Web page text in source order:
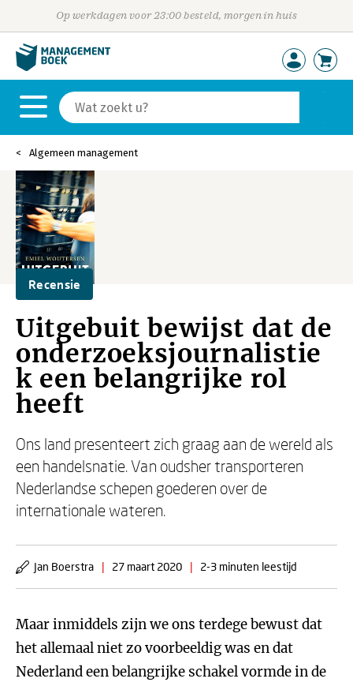
Op werkdagen voor 23:00 besteld, morgen in huis
Algemeen management
Recensie
Uitgebuit bewijst dat de
onderzoeksjournalistie
k een belangrijke rol
heeft
Ons land presenteert zich graag aan de wereld als
een handelsnatie. Van oudsher transporteren
Nederlandse schepen goederen over de
internationale wateren.
Jan Boerstra | 27 maart 2020 | 2-3 minuten leestijd
Maar inmiddels zijn we ons terdege bewust dat
het allemaal niet zo voorbeeldig was en dat
Nederland een belangrijke schakel vormde in de